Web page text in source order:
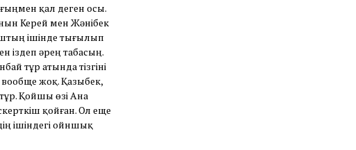
қал деген осы.
Керей мен Жәнібек
ішінде тығылып
іздеп әрең табасың.
тұр атында тізгіні
жоқ. Қазыбек,
Қойшы өзі Ана
қойған. Ол еще
ішіндегі ойншық